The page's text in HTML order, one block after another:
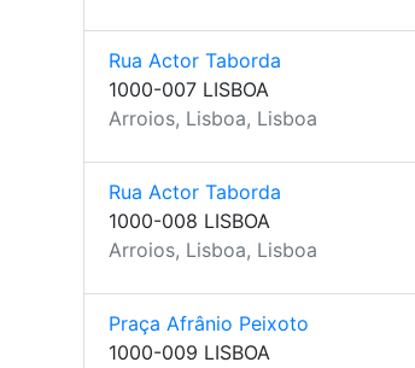
Rua Actor Taborda
1000-007 LISBOA
Arroios, Lisboa, Lisboa
Rua Actor Taborda
1000-008 LISBOA
Arroios, Lisboa, Lisboa
Praça Afrânio Peixoto
1000-009 LISBOA